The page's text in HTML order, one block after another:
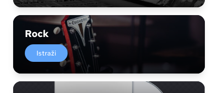
Rock
Istraži